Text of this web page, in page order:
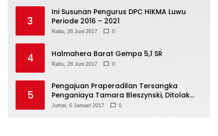
3
Ini Susunan Pengurus DPC HIKMA Luwu
Periode 2016 – 2021
Rabu, 28 Juni 2017 0
4 Halmahera Barat Gempa 5,1 SR
Rabu, 28 Juni 2017 0
5
Pengajuan Praperadilan Tersangka
Penganiaya Tamara Bleszynski, Ditolak
Hakim
Jumat, 6 Januari 2017 0